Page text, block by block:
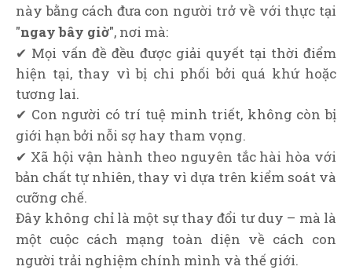
này bằng cách đưa con người trở về với thực tại
"ngay bây giờ", nơi mà:
✔ Mọi vấn đề đều được giải quyết tại thời điểm
hiện tại, thay vì bị chi phối bởi quá khứ hoặc
tương lai.
✔ Con người có trí tuệ minh triết, không còn bị
giới hạn bởi nỗi sợ hay tham vọng.
✔ Xã hội vận hành theo nguyên tắc hài hòa với
bản chất tự nhiên, thay vì dựa trên kiểm soát và
cưỡng chế.
Đây không chỉ là một sự thay đổi tư duy – mà là
một cuộc cách mạng toàn diện về cách con
người trải nghiệm chính mình và thế giới.